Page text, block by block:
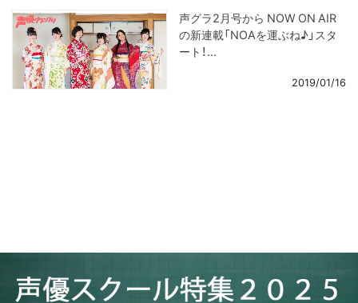
声グラ2月号から NOW ON AIR
の新連載「NOAを運ぶね♪」スタ
ート！...
2019/01/16